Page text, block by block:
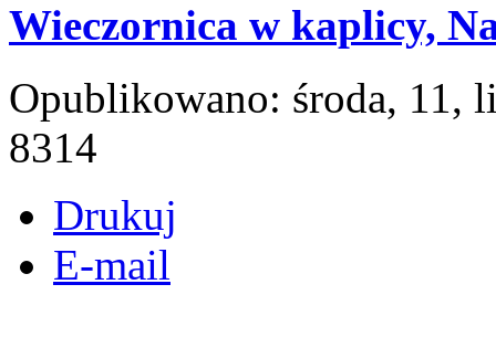
Wieczornica w kaplicy,
Opublikowano: środa, 11,
8314
Drukuj
E-mail